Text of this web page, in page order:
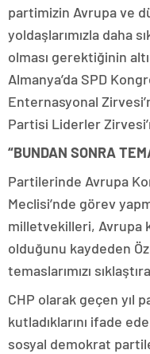
partimizin Avrupa ve
yoldaşlarımızla daha
olması gerektiğinin
Almanya’da SPD
Enternasyonal
Partisi Liderler
“BUNDAN SONRA
Partilerinde Avrupa
Meclisi’nde görev
milletvekilleri, Avrupa
olduğunu kaydeden
temaslarımızı
CHP olarak geçen yıl
kutladıklarını ifade
sosyal demokrat